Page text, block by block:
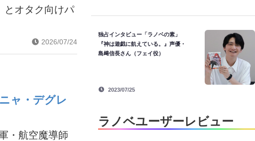
とオタク向けパ
2026/07/24
ャ・デグレ
・航空魔導師
独占インタビュー「ラノベの素」
『神は遊戯に飢えている。』声優・
島﨑信長さん（フェイ役）
2023/07/25
ラノベユーザーレビュー